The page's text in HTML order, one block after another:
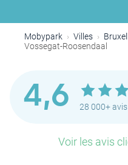
Mobypark Villes
Vossegat-Roosendaal
4,6 28 000+
Voir les avis